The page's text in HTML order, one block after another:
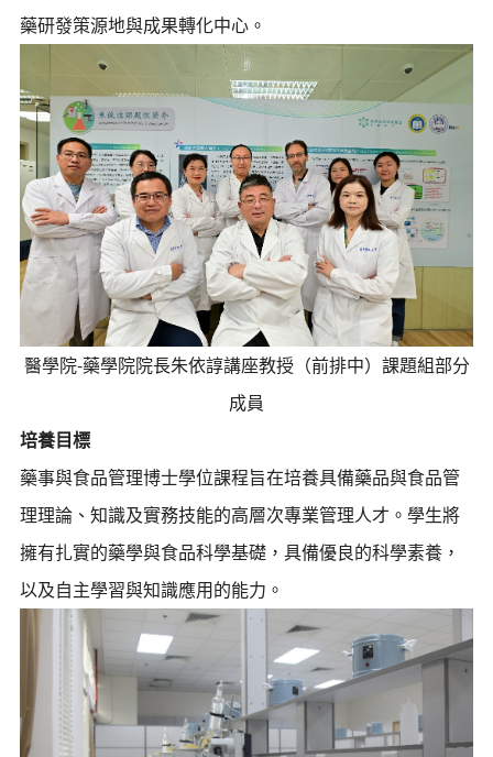
藥研發策源地與成果轉化中心。
醫學院-藥學院院長朱依諄講座教授（前排中）課題組部分
成員
培養目標
藥事與食品管理博士學位課程旨在培養具備藥品與食品管
理理論、知識及實務技能的高層次專業管理人才。學生將
擁有扎實的藥學與食品科學基礎，具備優良的科學素養，
以及自主學習與知識應用的能力。